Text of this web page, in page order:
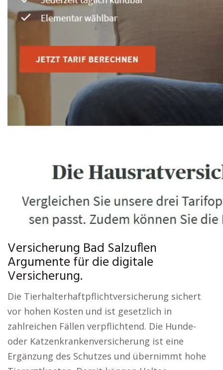
Versicherung Bad Salzuflen
Argumente für die digitale
Versicherung.
Die Tierhalterhaftpflichtversicherung sichert
vor hohen Kosten und ist gesetzlich in
zahlreichen Fällen verpflichtend. Die Hunde-
oder Katzenkrankenversicherung ist eine
Ergänzung des Schutzes und übernimmt hohe